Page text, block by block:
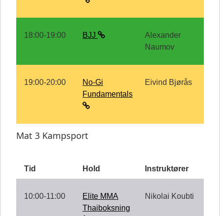
18:00-19:00 BJJ
Alexander
Naumov
19:00-20:00
No-Gi
Fundamentals
Eivind Bjørås
Mat 3 Kampsport
Tid Hold Instruktører
10:00-11:00
Elite MMA
Thaiboksning
Nikolai Koubti